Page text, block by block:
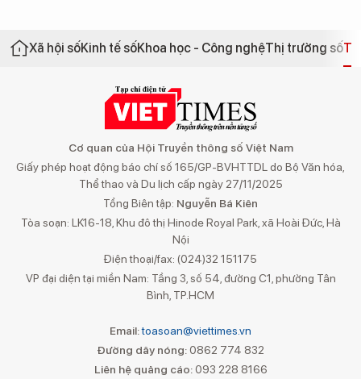
Xã hội sốKinh tế sốKhoa học - Công nghệThị trường số
Cơ quan của Hội Truyền thông số Việt Nam
Giấy phép hoạt động báo chí số 165/GP-BVHTTDL do Bộ Văn hóa,
Thể thao và Du lịch cấp ngày 27/11/2025
Tổng Biên tập: Nguyễn Bá Kiên
Tòa soạn: LK16-18, Khu đô thị Hinode Royal Park, xã Hoài Đức, Hà
Nội
Điện thoại/fax: (024)32 151175
VP đại diện tại miền Nam: Tầng 3, số 54, đường C1, phường Tân
Bình, TP.HCM
Email:toasoan@viettimes.vn
Đường dây nóng: 0862 774 832
Liên hệ quảng cáo:093 228 8166